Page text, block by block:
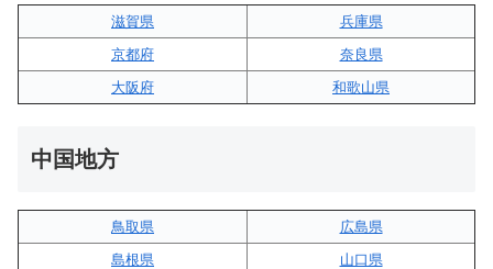
滋賀県
兵庫県
京都府
奈良県
大阪府
和歌山県
中国地方
鳥取県
広島県
島根県
山口県